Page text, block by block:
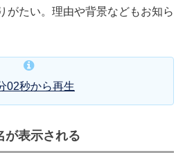
がたい。理由や背景などもお知ら
02秒から再生
が表示される